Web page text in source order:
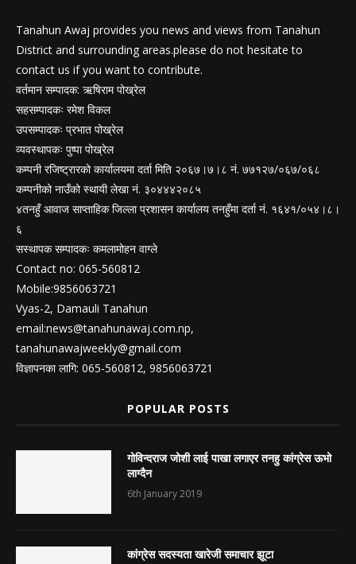
Tanahun Awaj provides you news and views from Tanahun
District and surrounding areas.please do not hesitate to
contact us if you want to contribute.
वर्तमान सम्पादक: ऋषिराम पोख्रेल
सहसम्पादकः रमेश विकल
उपसम्पादकः प्रभात पोख्रेल
व्यवस्थापकः पुष्पा पोख्रेल
कम्पनी रजिष्ट्रारको कार्यालयमा दर्ता मिति २०६७।७।८ नं. ७७१२७/०६७/०६८
कम्पनीको नाउँको स्थायी लेखा नं. ३०४४४२०८५
४तनहुँ आवाज साप्ताहिक जिल्ला प्रशासन कार्यालय तनहुँमा दर्ता नं. १६४१/०५४।८।
६
सस्थापक सम्पादकः कमलामोहन वाग्ले
Contact no: 065-560812
Mobile:9856063721
Vyas-2, Damauli Tanahun
email:news@tanahunawaj.com.np,
tanahunawajweekly@gmail.com
विज्ञापनका लागि: 065-560812, 9856063721
POPULAR POSTS
गोविन्दराज जोशी लाई पाखा लगाएर तनहु कांग्रेस ऊभो
लाग्दैन
6th January 2019
कांग्रेस सदस्यता खारेजी समाचार झूटा